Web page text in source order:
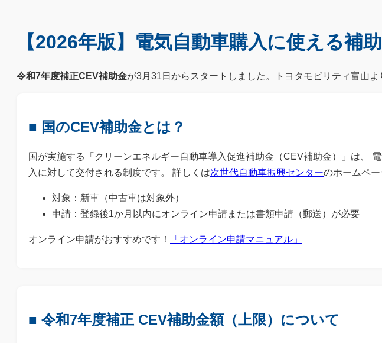
【2026年版】電気自動車購入に使える補
令和7年度補正CEV補助金が3月31日からスタートしました。トヨタモビリティ富山
■ 国のCEV補助金とは？
国が実施する「クリーンエネルギー自動車導入促進補助金（CEV補助金）」は、
入に対して交付される制度です。 詳しくは次世代自動車振興センターのホームペー
対象：新車（中古車は対象外）
申請：登録後1か月以内にオンライン申請または書類申請（郵送）が必要
オンライン申請がおすすめです！ 「オンライン申請マニュアル」
■ 令和7年度補正 CEV補助金額（上限）について